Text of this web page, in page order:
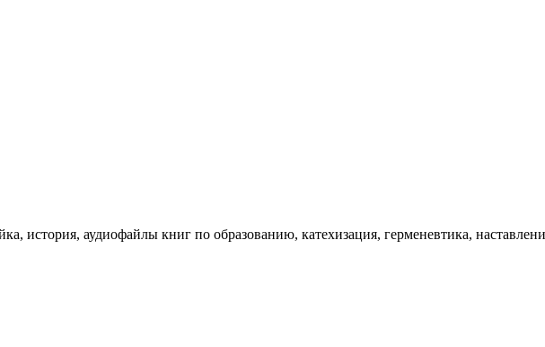
история, аудиофайлы книг по образованию, катехизация, герменевтика,